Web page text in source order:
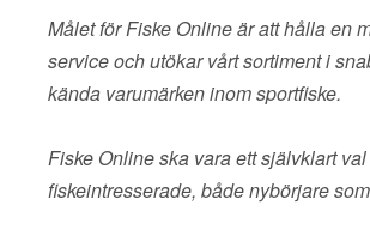
Målet för Fiske Online är att hålla en
service och utökar vårt sortiment i
kända varumärken inom sportfiske.
Fiske Online ska vara ett självklart
fiskeintresserade, både nybörjare